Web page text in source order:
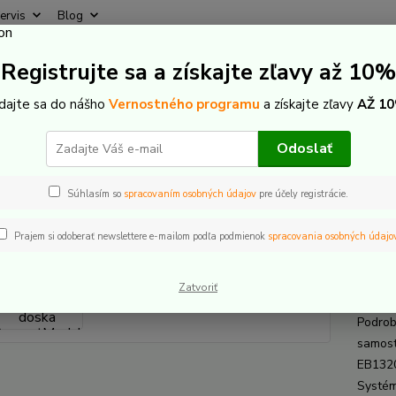
Blog
Hľadať
(Po-
E-Bike komponenty Bosch The smart system ConnectModule - GPS
Upínacia doska ConnectModule
Registrujte sa a získajte zľavy až 10%
sa do nášho Vernostného programu a získajte zľavy AŽ
Odoslať
Súhlasím so spracovaním osobných údajovpre účely registrácie.
Prajem si odoberať newslettere e-mailom podľa podmienok spracovania osobných
Zatvoriť